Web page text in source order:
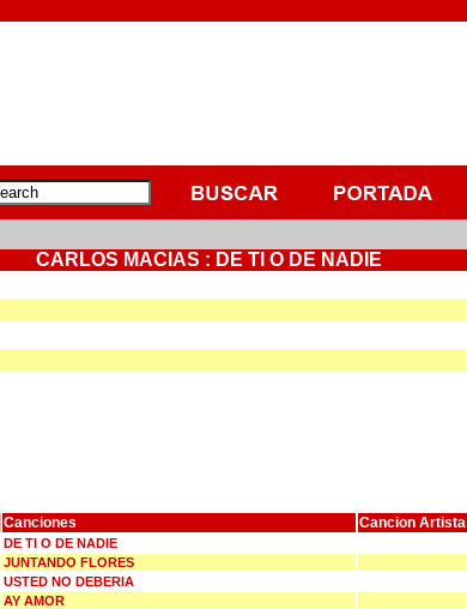
CARLOS MACIAS : DE TI O DE NADIE
Canciones Cancion Artista
DE TI O DE NADIE
JUNTANDO FLORES
USTED NO DEBERIA
AY AMOR